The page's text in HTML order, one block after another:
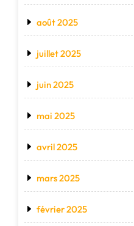
août 2025
juillet 2025
juin 2025
mai 2025
avril 2025
mars 2025
février 2025